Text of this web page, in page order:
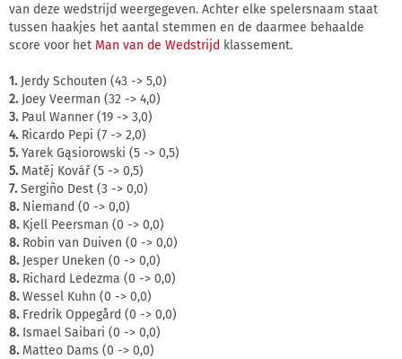
van deze wedstrijd weergegeven. Achter elke spelersnaam staat
tussen haakjes het aantal stemmen en de daarmee behaalde
score voor het Man van de Wedstrijd klassement.
1.Jerdy Schouten (43 -> 5,0)
2.Joey Veerman (32 -> 4,0)
3.Paul Wanner (19 -> 3,0)
4.Ricardo Pepi (7 -> 2,0)
5.Yarek Gąsiorowski (5 -> 0,5)
5.Matěj Kovář (5 -> 0,5)
7.Sergiño Dest (3 -> 0,0)
8.Niemand (0 -> 0,0)
8.Kjell Peersman (0 -> 0,0)
8.Robin van Duiven (0 -> 0,0)
8.Jesper Uneken (0 -> 0,0)
8.Richard Ledezma (0 -> 0,0)
8.Wessel Kuhn (0 -> 0,0)
8.Fredrik Oppegård (0 -> 0,0)
8.Ismael Saibari (0 -> 0,0)
8.Matteo Dams (0 -> 0,0)